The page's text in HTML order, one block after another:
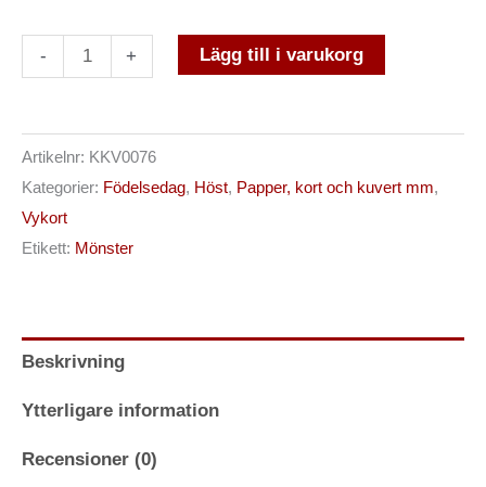
- + Lägg till i varukorg
Artikelnr: KKV0076
Kategorier: Födelsedag, Höst, Papper, kort och kuvert mm,
Vykort
Etikett: Mönster
Beskrivning
Ytterligare information
Recensioner (0)